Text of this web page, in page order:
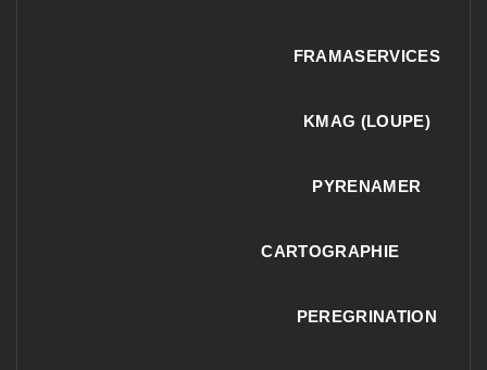
FRAMASERVICES
KMAG (LOUPE)
PYRENAMER
CARTOGRAPHIE
PEREGRINATION